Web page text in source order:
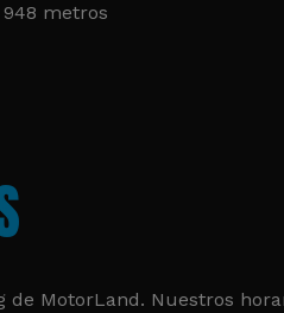
948 metros
MotorLand. Nuestros